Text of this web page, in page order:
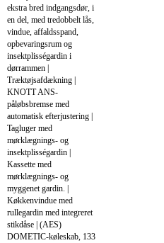
ekstra bred indgangsdør, i
en del, med tredobbelt lås,
vindue, affaldsspand,
opbevaringsrum og
insektplisségardin i
dørrammen |
Træktøjsafdækning |
KNOTT ANS-
påløbsbremse med
automatisk efterjustering |
Tagluger med
mørklægnings- og
insektplisségardin |
Kassette med
mørklægnings- og
myggenet gardin. |
Køkkenvindue med
rullegardin med integreret
stikdåse | (AES)
DOMETIC-køleskab, 133